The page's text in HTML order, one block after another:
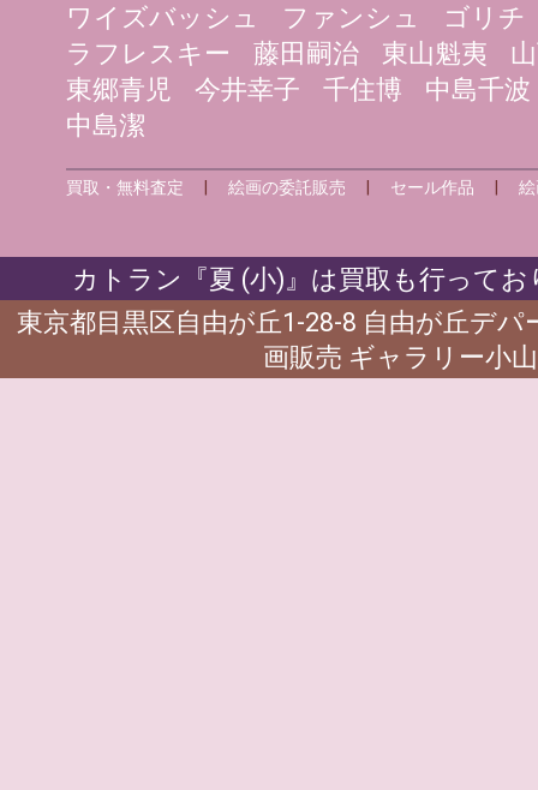
ワイズバッシュ
ファンシュ
ゴリチ
ラフレスキー
藤田嗣治 東山魁夷
東郷青児
今井幸子 千住博
中島千波
中島潔
買取・無料査定 |絵画の委託販売 セール作品 |
カトラン『夏 (小)』は買取も行って
東京都目黒区自由が丘1-28-8 自由が丘デ
画販売 ギャラリー小